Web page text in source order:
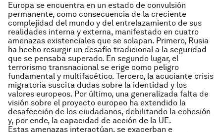
Europa se encuentra en un estado de convulsión
permanente, como consecuencia de la creciente
complejidad del mundo y del entrelazamiento de sus
realidades interna y externa, manifestado en cuatro
amenazas existenciales que se solapan. Primero, Rusia
ha hecho resurgir un desafío tradicional a la seguridad
que se pensaba superado. En segundo lugar, el
terrorismo transnacional se erige como peligro
fundamental y multifacético. Tercero, la acuciante crisis
migratoria suscita dudas sobre la identidad y los
valores europeos. Por último, una generalizada falta de
visión sobre el proyecto europeo ha extendido la
desafección de los ciudadanos, debilitando la cohesión
y, por ende, la capacidad de acción de la UE.
Estas amenazas interactúan, se exacerban e